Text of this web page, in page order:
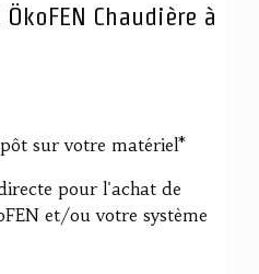
Chaudière à
sur votre matériel*
pour l'achat de
et/ou votre système